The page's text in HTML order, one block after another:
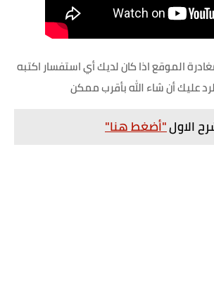
الموقع اذا كان لديك أي استفسار اكتبه
عليك أن شاء الله بأقرب ممكن
الاول"أضغط هنا"